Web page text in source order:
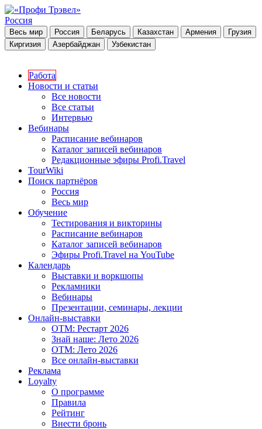
Россия
Весь мир Россия Беларусь Казахстан Армения
Грузия
Киргизия
Азербайджан Узбекистан
Работа
Новости и статьи
Все новости
Все статьи
Интервью
Вебинары
Расписание вебинаров
Каталог записей вебинаров
Редакционные эфиры Profi.Travel
TourWiki
Поиск партнёров
Россия
Весь мир
Обучение
Тестирования и викторины
Расписание вебинаров
Каталог записей вебинаров
Эфиры Profi.Travel на YouTube
Календарь
Выставки и воркшопы
Рекламники
Вебинары
Презентации, семинары, лекции
Онлайн-выставки
OTM: Рестарт 2026
Знай наше: Лето 2026
OTM: Лето 2026
Все онлайн-выставки
Реклама
Loyalty
О программе
Правила
Рейтинг
Внести бронь